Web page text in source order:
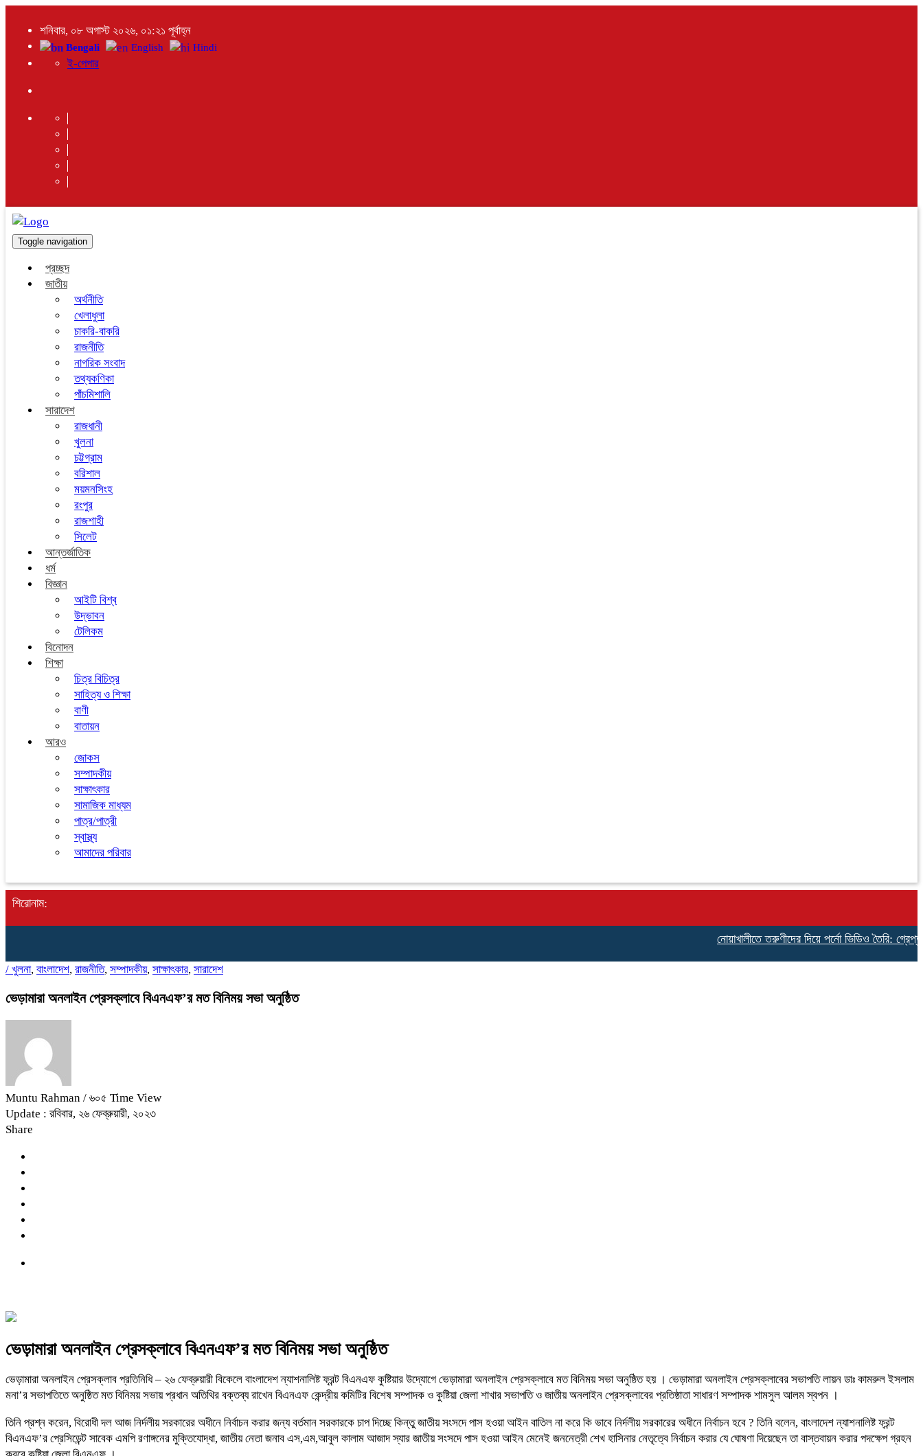
শনিবার, ০৮ অগাস্ট ২০২৬, ০১:২১ পূর্বাহ্ন
Bengali English Hindi
ই-পেপার
Toggle navigation
প্রচ্ছদ
জাতীয়
অর্থনীতি
খেলাধুলা
চাকরি-বাকরি
রাজনীতি
নাগরিক সংবাদ
তথ্যকণিকা
পাঁচমিশালি
সারাদেশ
রাজধানী
খুলনা
চট্টগ্রাম
বরিশাল
ময়মনসিংহ
রংপুর
রাজশাহী
সিলেট
আন্তর্জাতিক
ধর্ম
বিজ্ঞান
আইটি বিশ্ব
উদ্ভাবন
টেলিকম
বিনোদন
শিক্ষা
চিত্র বিচিত্র
সাহিত্য ও শিক্ষা
বাণী
বাতায়ন
আরও
জোকস
সম্পাদকীয়
সাক্ষাৎকার
সামাজিক মাধ্যম
পাত্র/পাত্রী
স্বাস্থ্য
আমাদের পরিবার
শিরোনাম:
নোয়াখালীতে তরুণীদের দিয়ে পর্নো ভিডিও তৈরি: গ্রেপ্তার
/ খুলনা, বাংলাদেশ, রাজনীতি, সম্পাদকীয়, সাক্ষাৎকার, সারাদেশ
ভেড়ামারা অনলাইন প্রেসক্লাবে বিএনএফ’র মত বিনিময় সভা অনুষ্ঠিত
Muntu Rahman / ৬০৫ Time View
Update : রবিবার, ২৬ ফেব্রুয়ারী, ২০২৩
Share
ভেড়ামারা অনলাইন প্রেসক্লাবে বিএনএফ’র মত বিনিময় সভা অনুষ্ঠিত
ভেড়ামারা অনলাইন প্রেসক্লাব প্রতিনিধি – ২৬ ফেব্রুয়ারী বিকেলে বাংলাদেশ ন্যাশনালিষ্ট ফ্রন্ট বিএনএফ কুষ্টিয়ার উদ্যোগে ভেড়ামারা অনলাইন প্রেসক্লাবে মত বিনিময় সভা অনুষ্ঠিত হয় । ভেড়ামারা অনলাইন প্রেসক্লাবের সভাপতি লায়ন ডাঃ কামরুল ইসলাম
মনা’র সভাপতিতে অনুষ্ঠিত মত বিনিময় সভায় প্রধান অতিথির বক্তব্য রাখেন বিএনএফ কেন্দ্রীয় কমিটির বিশেষ সম্পাদক ও কুষ্টিয়া জেলা শাখার সভাপতি ও জাতীয় অনলাইন প্রেসক্লাবের প্রতিষ্ঠাতা সাধারণ সম্পাদক শামসুল আলম স্বপন ।
তিনি প্রশ্ন করেন, বিরোধী দল আজ নির্দলীয় সরকারের অধীনে নির্বাচন করার জন্য বর্তমান সরকারকে চাপ দিচ্ছে কিন্তু জাতীয় সংসদে পাস হওয়া আইন বাতিল না করে কি ভাবে নির্দলীয় সরকারের অধীনে নির্বাচন হবে ? তিনি বলেন, বাংলাদেশ ন্যাশনালিষ্ট ফ্রন্ট
বিএনএফ’র প্রেসিডেন্ট সাবেক এমপি রণাঙ্গনের মুক্তিযোদ্ধা, জাতীয় নেতা জনাব এস,এম,আবুল কালাম আজাদ স্যার জাতীয় সংসদে পাস হওয়া আইন মেনেই জননেত্রী শেখ হাসিনার নেতৃত্বে নির্বাচন করার যে ঘোষণা দিয়েছেন তা বাস্তবায়ন করার পদক্ষেপ গ্রহন